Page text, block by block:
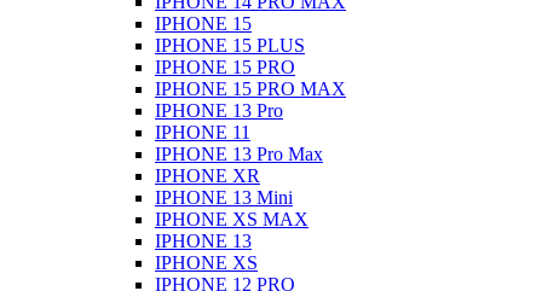
IPHONE 15
IPHONE 15 PLUS
IPHONE 15 PRO
IPHONE 15 PRO MAX
IPHONE 13 Pro
IPHONE 11
IPHONE 13 Pro Max
IPHONE XR
IPHONE 13 Mini
IPHONE XS MAX
IPHONE 13
IPHONE XS
IPHONE 12 PRO